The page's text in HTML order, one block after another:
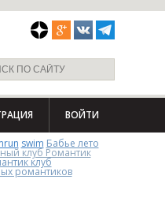
ВОЙТИ
swim Бабье лето
клуб Романтик
клуб
романтиков